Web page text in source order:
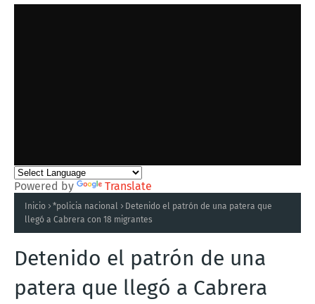
Powered by Translate
Inicio *policia nacional
Detenido el patrón de una patera que
llegó a Cabrera con 18 migrantes
Detenido el patrón de una
patera que llegó a Cabrera